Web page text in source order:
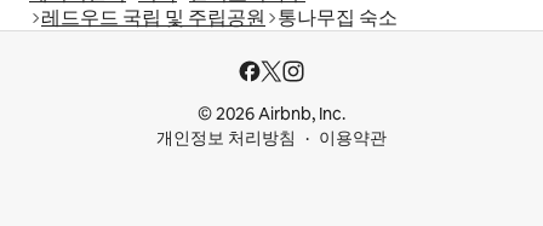
레드우드 국립 및 주립공원
통나무집 숙소
© 2026 Airbnb, Inc.
개인정보 처리방침
이용약관